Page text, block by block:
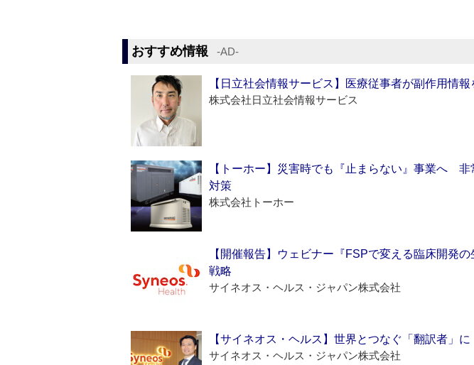
おすすめ情報 ‐AD‐
【日立社会情報サービス】医療従事者が副作用情
株式会社日立社会情報サービス
【トーホー】災害時でも『止まらない』事業へ
対策
株式会社トーホー
【開催報告】ウェビナー『FSPで変える臨床開発
戦略
サイネオス・ヘルス・ジャパン株式会社
【サイネオス・ヘルス】世界とつなぐ「翻訳者」
サイネオス・ヘルス・ジャパン株式会社